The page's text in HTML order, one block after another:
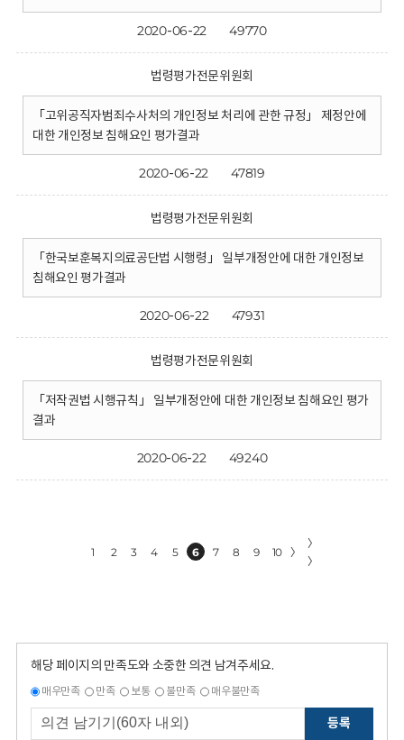
2020-06-22 49770
법령평가전문위원회
「고위공직자범죄수사처의 개인정보 처리에 관한 규정」 제정안에
대한 개인정보 침해요인 평가결과
2020-06-22 47819
법령평가전문위원회
「한국보훈복지의료공단법 시행령」 일부개정안에 대한 개인정보
침해요인 평가결과
2020-06-22 47931
법령평가전문위원회
「저작권법 시행규칙」 일부개정안에 대한 개인정보 침해요인 평가
결과
2020-06-22 49240
1 2 3 4 5 6 7 8 9 10 〉
〉
〉
해당 페이지의 만족도와 소중한 의견 남겨주세요.
매우만족 만족 보통 불만족 매우불만족
등록